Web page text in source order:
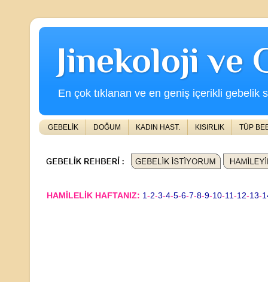
Jinekoloji ve
En çok tıklanan ve en geniş içerikli gebelik
GEBELİK DOĞUM KADIN HAST. KISIRLIK TÜP
HAMİLELİK HAFTANIZ: 1-2-3-4-5-6-7-8-9-10-11-12-13-